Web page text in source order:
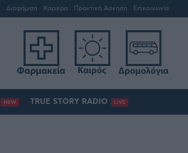
Διαφήμιση Καριέρα Πρακτική Άσκηση Επικοινωνία
NEW TRUE STORY RADIO LIVE